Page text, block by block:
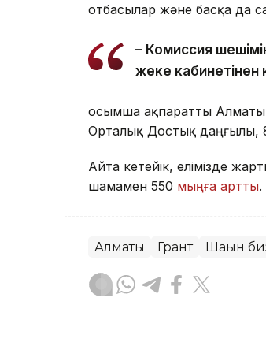
отбасылар және басқа да
– Комиссия
жеке кабинетінен
Қосымша ақпаратты Алматы
Орталық Достық даңғылы,
Айта кетейік, елімізде
шамамен 550 мыңға артты.
Алматы Грант Шағын